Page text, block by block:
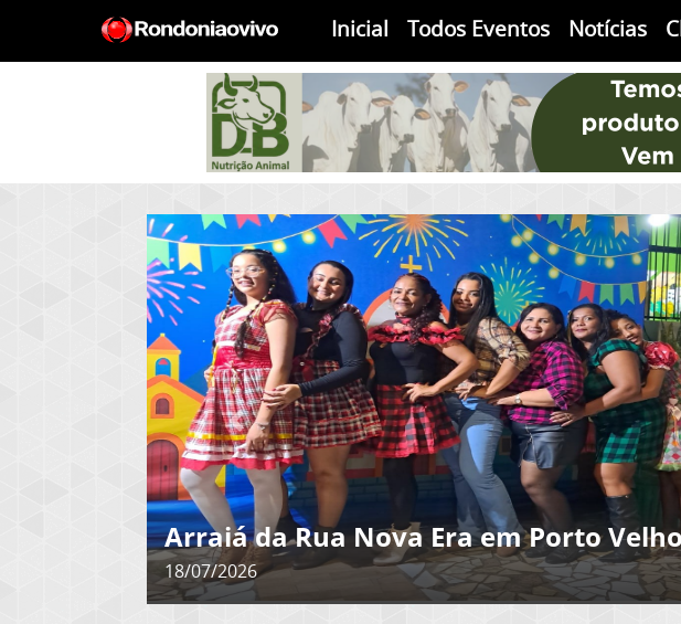
Inicial Todos Eventos Notícias
Etapa do Motocross Rondoniense em
itapua do Oeste - Realizaçao da LIMERO
10/05/2026
Anterior